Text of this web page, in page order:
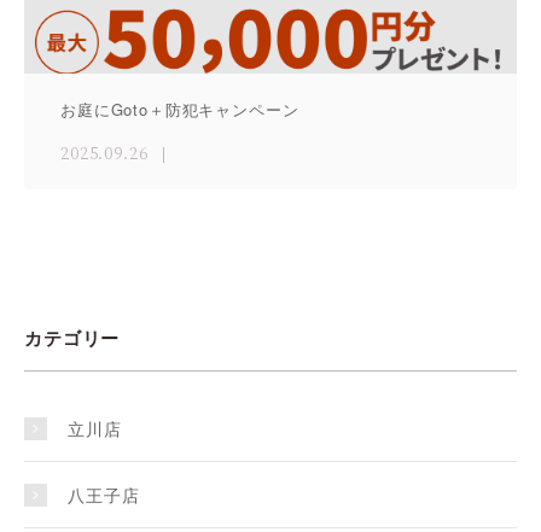
お庭にGoto＋防犯キャンペーン
2025.09.26
カテゴリー
立川店
八王子店